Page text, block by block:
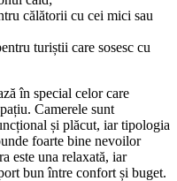
călătorii cu cei mici sau
turiștii care sosesc cu
în special celor care
Camerele sunt
și plăcut, iar tipologia
foarte bine nevoilor
este una relaxată, iar
bun între confort și buget.